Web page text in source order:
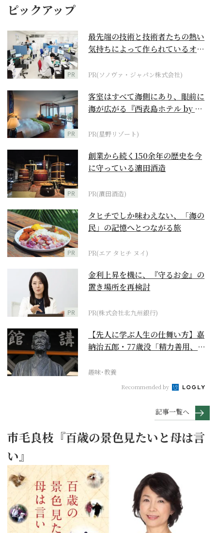
ピックアップ
PR
最先端の技術と技術者たちの熱い
気持ちによって作られているオー
PR(ソノヴァ・ジャパン株式会社)
PR
客室はすべて海側にあり、眼前に
海が広がる『西表島ホテル by 星
PR(星野リゾート)
PR
創業から続く150余年の歴史を今
に守っている濵田酒造
PR(濵田酒造)
PR
タヒチでしか味わえない、「海の
民」の記憶へとつながる旅
PR(エア タヒチ ヌイ)
PR
金利上昇を機に、『守るお金』の
置き場所を再検討
PR(株式会社北九州銀行)
【先人に学ぶ人生の仕舞い方】嘉
納治五郎・77歳没「精力善用、自
趣味･教養
Recommended by
記事一覧へ
市毛良枝『百歳の景色見たいと母は言
い』